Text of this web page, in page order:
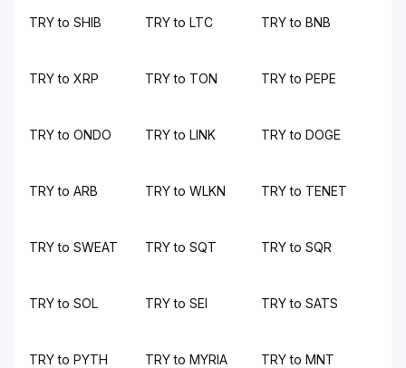
TRY to SHIB TRY to LTC TRY to BNB
TRY to XRP TRY to TON TRY to PEPE
TRY to ONDO TRY to LINK TRY to DOGE
TRY to ARB TRY to WLKN TRY to TENET
TRY to SWEAT TRY to SQT TRY to SQR
TRY to SOL TRY to SEI TRY to SATS
TRY to PYTH TRY to MYRIA TRY to MNT